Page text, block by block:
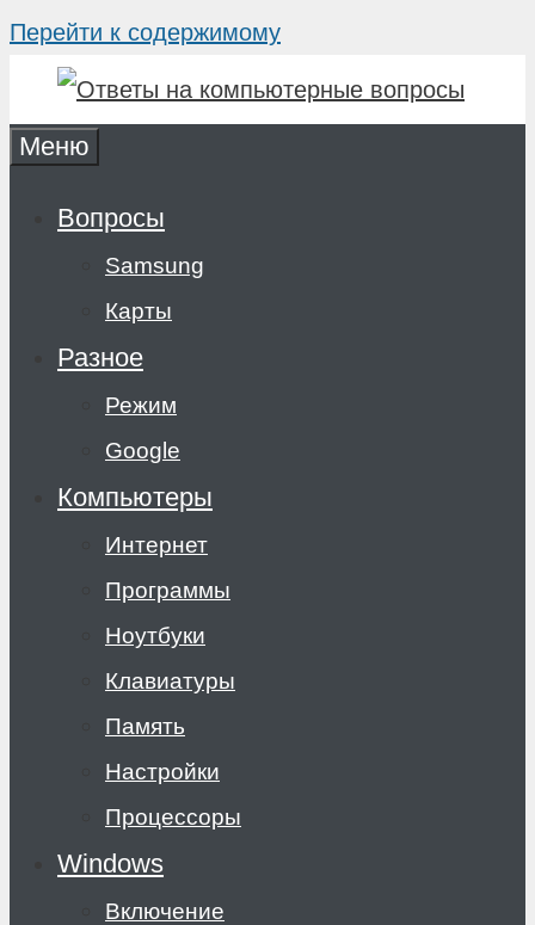
Перейти к содержимому
Меню
Вопросы
Samsung
Карты
Разное
Режим
Google
Компьютеры
Интернет
Программы
Ноутбуки
Клавиатуры
Память
Настройки
Процессоры
Windows
Включение